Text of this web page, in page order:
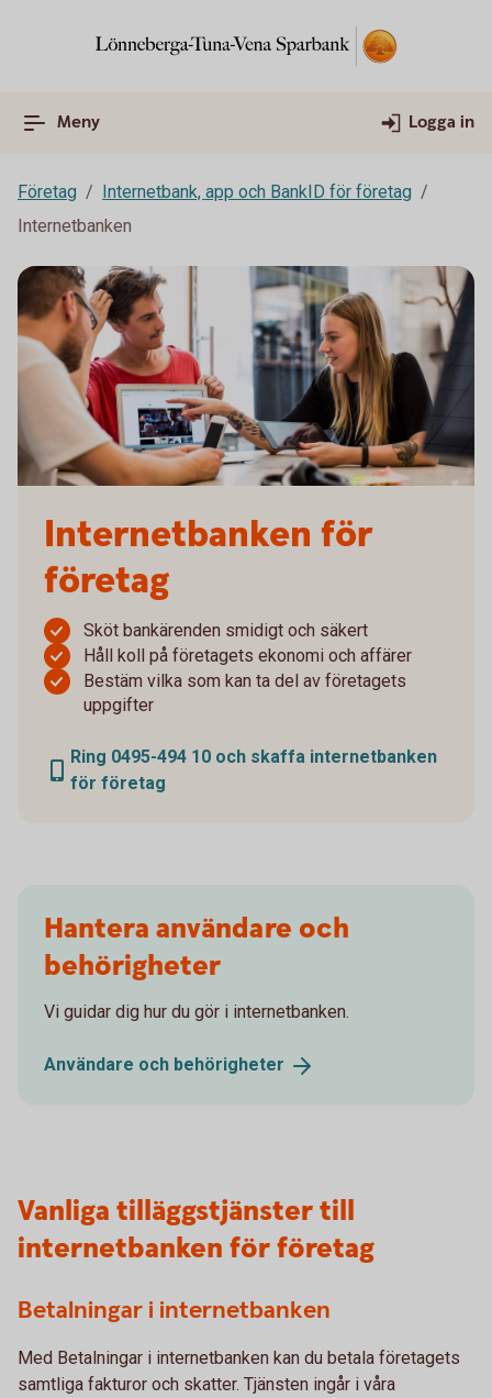
Meny Logga in
Företag
Internetbank, app och BankID för företag
Internetbanken
Internetbanken för
företag
Sköt bankärenden smidigt och säkert
Håll koll på företagets ekonomi och affärer
Bestäm vilka som kan ta del av företagets
uppgifter
Ring 0495-494 10 och skaffa internetbanken
för företag
Hantera användare och
behörigheter
Vi guidar dig hur du gör i internetbanken.
Användare och behörigheter
Vanliga tilläggstjänster till
internetbanken för företag
Betalningar i internetbanken
Med Betalningar i internetbanken kan du betala företagets
samtliga fakturor och skatter. Tjänsten ingår i våra